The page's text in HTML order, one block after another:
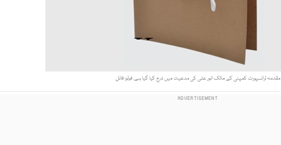
مقدمہ ٹرانسپورٹ کمپنی کے مالک انور علی کی مدعیت میں درج کیا گیا ہے. فوٹو: فائل